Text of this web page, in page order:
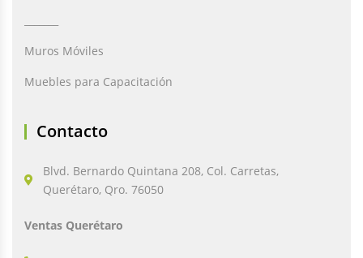
Muros Móviles
Muebles para Capacitación
Contacto
Blvd. Bernardo Quintana 208, Col. Carretas,
Querétaro, Qro. 76050
Ventas Querétaro